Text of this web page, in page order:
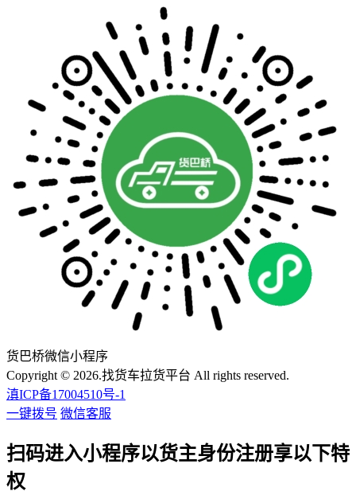
货巴桥微信小程序
Copyright © 2026.找货车拉货平台 All rights reserved.
滇ICP备17004510号-1
一键拨号 微信客服
扫码进入小程序以货主身份注册享以下特
权